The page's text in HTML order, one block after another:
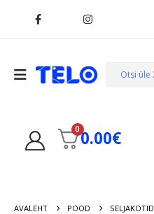
00.00€
AVALEHT POOD SELJAKOTID